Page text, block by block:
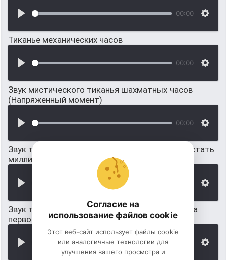
00:00
Тиканье механических часов
00:00
Звук мистического тиканья шахматных часов
(Напряженный момент)
00:00
Звук тиканья часов во время игры: Кто хочет стать
миллионером
Звук тиканья часов перед началом новостей на
первом канале
Согласие на
использование файлов cookie
Этот веб-сайт использует файлы cookie
или аналогичные технологии для
улучшения вашего просмотра и